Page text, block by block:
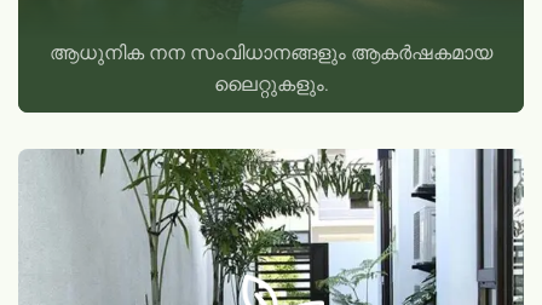
ആധുനിക നന സംവിധാനങ്ങളും ആകർഷകമായ
ലൈറ്റുകളും.